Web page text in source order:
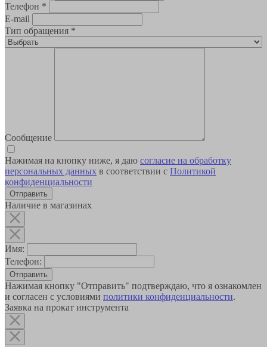
Телефон *
E-mail
Тип обращения *
Сообщение
Нажимая на кнопку ниже, я даю согласие на обработку
персональных данных в соответствии с Политикой
конфиденциальности
Наличие в магазинах
Имя:
Телефон:
Отправить
Нажимая кнопку "Отправить" подтверждаю, что я ознакомлен
и согласен с условиями политики конфиденциальности.
Заявка на прокат инструмента